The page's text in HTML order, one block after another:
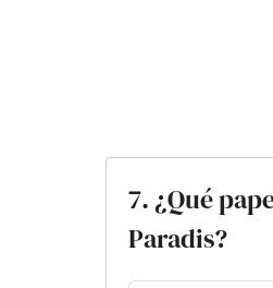
7. ¿Qué
Paradis?